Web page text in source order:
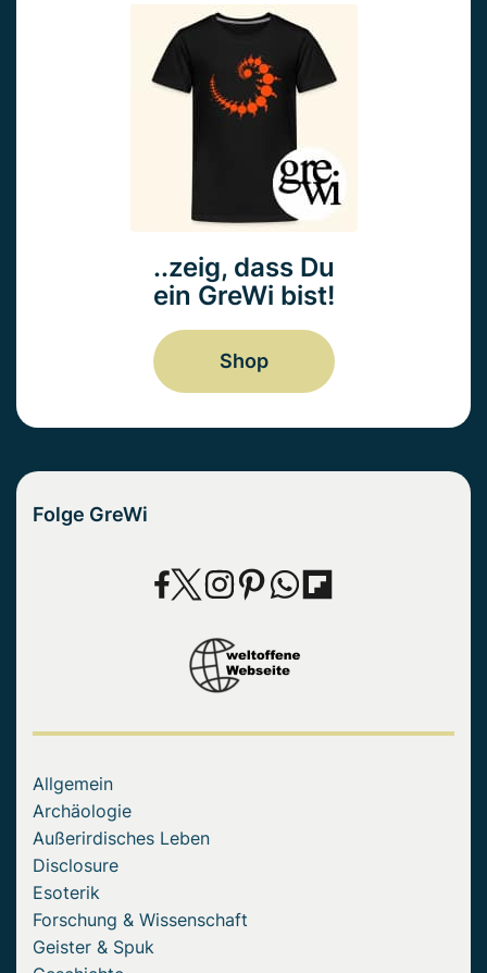
..zeig, dass Du
ein GreWi bist!
Shop
Folge GreWi
Allgemein
Archäologie
Außerirdisches Leben
Disclosure
Esoterik
Forschung & Wissenschaft
Geister & Spuk